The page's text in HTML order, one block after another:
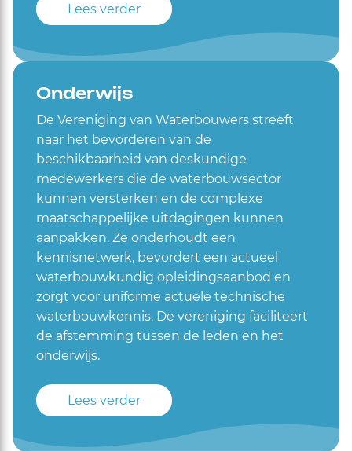
Lees verder
Onderwijs
De Vereniging van Waterbouwers streeft
naar het bevorderen van de
beschikbaarheid van deskundige
medewerkers die de waterbouwsector
kunnen versterken en de complexe
maatschappelijke uitdagingen kunnen
aanpakken. Ze onderhoudt een
kennisnetwerk, bevordert een actueel
waterbouwkundig opleidingsaanbod en
zorgt voor uniforme actuele technische
waterbouwkennis. De vereniging faciliteert
de afstemming tussen de leden en het
onderwijs.
Lees verder